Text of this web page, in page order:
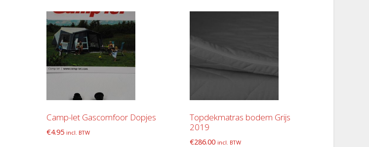
Camp-let Gascomfoor Dopjes
€4.95 incl. BTW
Topdekmatras bodem Grijs
2019
€286.00 incl. BTW